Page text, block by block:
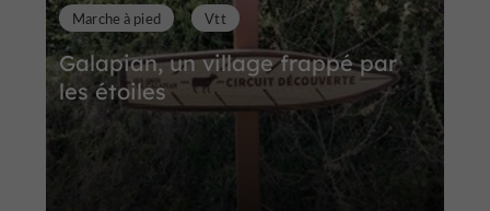
Galapian, un village frappé par
les étoiles
Marche à pied Vtt